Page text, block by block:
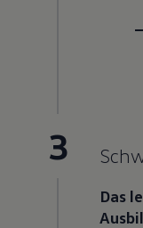
3
Das